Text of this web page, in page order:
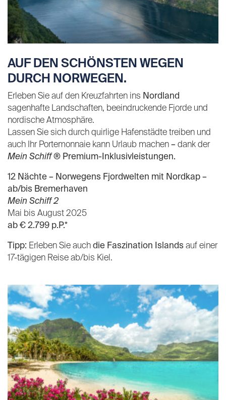
AUF DEN SCHÖNSTEN WEGEN
DURCH NORWEGEN.
Erleben Sie auf den Kreuzfahrten ins Nordland
sagenhafte Landschaften, beeindruckende Fjorde und
nordische Atmosphäre.
Lassen Sie sich durch quirlige Hafenstädte treiben und
auch Ihr Portemonnaie kann Urlaub machen – dank der
Mein Schiff® Premium-Inklusivleistungen.
12 Nächte – Norwegens Fjordwelten mit Nordkap –
ab/bis Bremerhaven
Mein Schiff 2
Mai bis August 2025
ab € 2.799 p.P.*
Tipp: Erleben Sie auch die Faszination Islands auf einer
17-tägigen Reise ab/bis Kiel.